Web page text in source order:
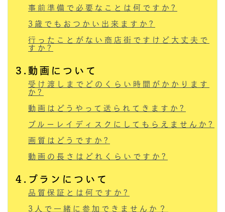
事前準備で必要なことは何ですか?
3歳でもおつかい出来ますか?
行ったことがない商店街ですけど大丈夫で
すか?
3.動画について
受け渡しまでどのくらい時間がかかります
か?
動画はどうやって送られてきますか?
ブルーレイディスクにしてもらえませんか?
画質はどうですか?
動画の長さはどれくらいですか?
4.プランについて
品質保証とは何ですか?
3人で一緒に参加できませんか？